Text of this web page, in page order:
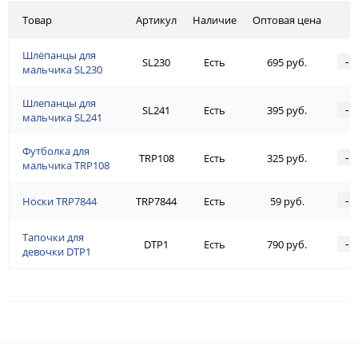
Товар
Шлёпанцы для
мальчика SL230
Шлепанцы для
мальчика SL241
Футболка для
мальчика TRP108
Носки TRP7844
Тапочки для
девочки DTP1
Артикул Наличие Оптовая цена
SL230 Есть 695 руб. -
SL241 Есть 395 руб. -
TRP108 Есть 325 руб. -
TRP7844 Есть 59 руб. -
DTP1 Есть 790 руб. -